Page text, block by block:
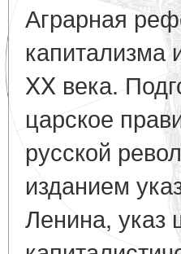
Аграрная
капитализма
XX века.
царское
русской
изданием
Ленина, указ